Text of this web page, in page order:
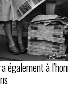
également à